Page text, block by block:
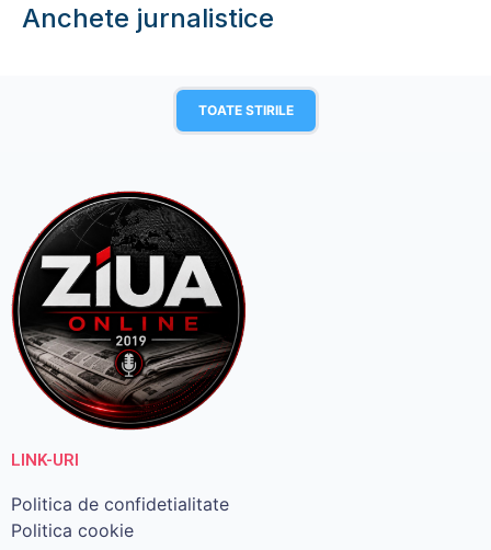
Anchete jurnalistice
TOATE STIRILE
LINK-URI
Politica de confidetialitate
Politica cookie